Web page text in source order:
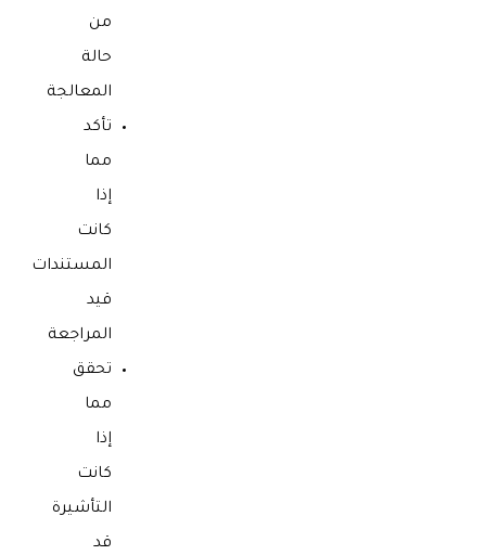
من
حالة
المعالجة
تأكد
مما
إذا
كانت
المستندات
قيد
المراجعة
تحقق
مما
إذا
كانت
التأشيرة
قد